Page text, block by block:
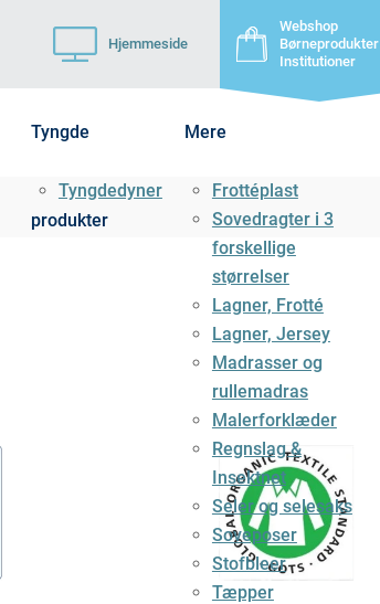
Hjemmeside
Webshop
Børneprodukter
Institutioner
Tyngde
produkter
Tyngdedyner
Mere
Frottéplast
Sovedragter i 3
forskellige
størrelser
Lagner, Frotté
Lagner, Jersey
Madrasser og
rullemadras
Malerforklæder
Regnslag &
Insektnet
Seler og selesaks
Soveposer
Stofbleer
Tæpper